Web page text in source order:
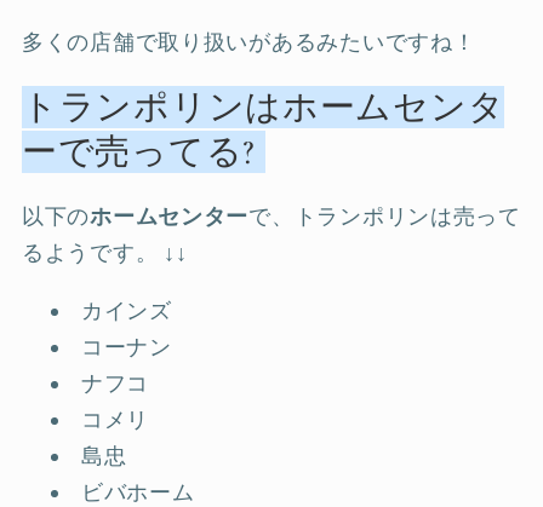
多くの店舗で取り扱いがあるみたいですね！
トランポリンはホームセンタ
ーで売ってる?
以下のホームセンターで、トランポリンは売って
るようです。 ↓↓
カインズ
コーナン
ナフコ
コメリ
島忠
ビバホーム